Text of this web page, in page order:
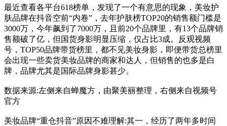
最近查看各平台618榜单，发现了一个有意思的现象，美妆护
肤品牌在抖音空前“内卷”，去年护肤榜TOP20的销售额门槛是
3000万，今年飙到了7000万，且前20个品牌里，有13个品牌销
售额破了亿，但国货身影明显压缩，仅占比3成。反观视频
号，TOP50品牌带货榜里，都不见美妆身影，即便带货总榜里
会出现一些卖货美妆品牌的商家和达人，但销售的也多是白
牌，品牌尤其是国际品牌身影甚少。
数据来源:左侧来自蝉魔方，由聚美丽整理，右侧来自视频号
官方
美妆品牌“重仓抖音”原因不难理解:其一，经历了两年多时间